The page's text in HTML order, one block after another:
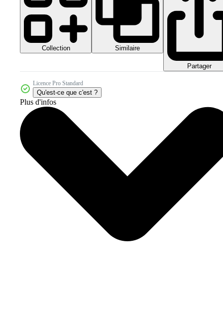
Collection Similaire
Partager
Licence Pro Standard
Qu'est-ce que c'est ?
Plus d'infos